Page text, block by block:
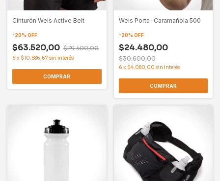
Cinturón Weis Active Belt
-20% OFF
$63.520,00 $79.400,00
6 x $10.586,67 sin interés
Weis Porta+Caramañola 500
-20% OFF
$24.480,00
$30.600,00
6 x $4.080,00 sin interés